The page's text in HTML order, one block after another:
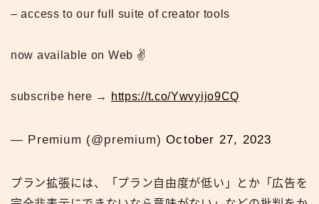
– access to our full suite of creator tools
now available on Web ✌️
subscribe here → https://t.co/Ywvyijo9CQ
— Premium (@premium)October 27, 2023
プラン拡張には、「プラン自由度が低い」とか「広告を